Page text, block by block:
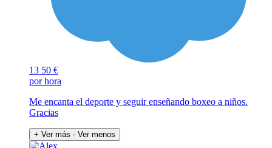
13 50 €
por hora
Me encanta el deporte y seguir enseñando boxeo a niños.
Gracias
+ Ver más - Ver menos